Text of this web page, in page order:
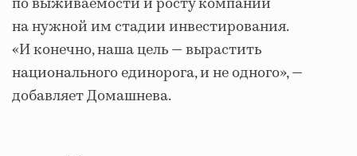
по выживаемости и росту компаний
на нужной им стадии инвестирования.
«И конечно, наша цель — вырастить
национального единорога, и не одного», —
добавляет Домашнева.